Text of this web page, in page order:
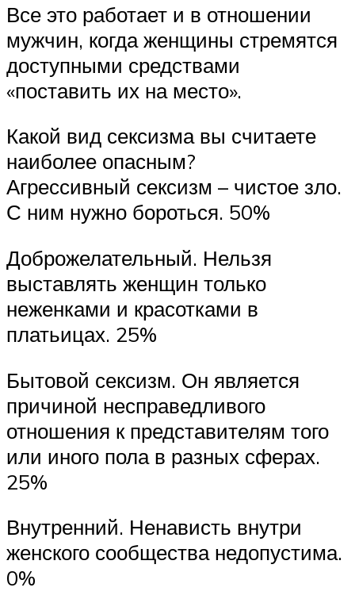
Все это работает и в отношении
мужчин, когда женщины стремятся
доступными средствами
«поставить их на место».
Какой вид сексизма вы считаете
наиболее опасным?
Агрессивный сексизм – чистое зло.
С ним нужно бороться. 50%
Доброжелательный. Нельзя
выставлять женщин только
неженками и красотками в
платьицах. 25%
Бытовой сексизм. Он является
причиной несправедливого
отношения к представителям того
или иного пола в разных сферах.
25%
Внутренний. Ненависть внутри
женского сообщества недопустима.
0%